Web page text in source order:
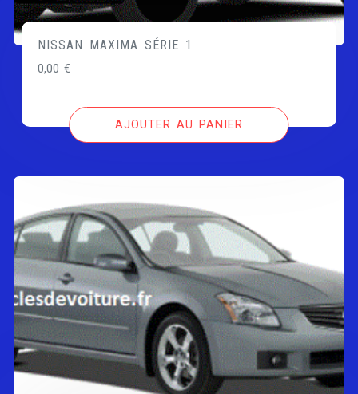
NISSAN MAXIMA SÉRIE 1
0,00€
AJOUTER AU PANIER